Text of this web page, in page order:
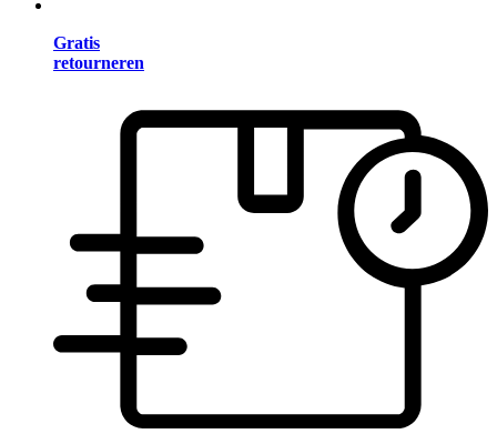
Gratis
retourneren